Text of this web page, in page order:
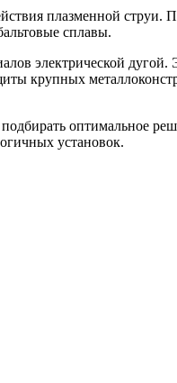
плазменной струи.
сплавы.
электрической
крупных
оптимальное
установок.